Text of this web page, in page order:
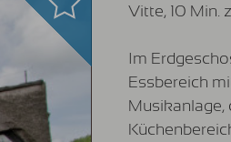
Vitte, 10 Min.
Im
Essbereich
Musikanlage,